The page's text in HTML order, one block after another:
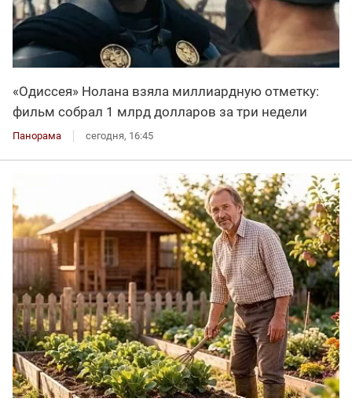
«Одиссея» Нолана взяла миллиардную отметку:
фильм собрал 1 млрд долларов за три недели
Панорама сегодня, 16:45